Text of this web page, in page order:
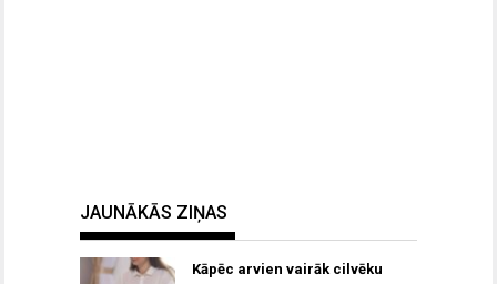
JAUNĀKĀS ZIŅAS
Kāpēc arvien vairāk cilvēku